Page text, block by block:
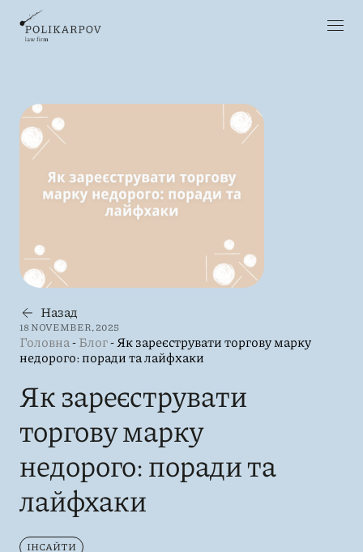
Назад
18 NOVEMBER, 2025
Головна-Блог-Як зареєструвати торгову марку
недорого: поради та лайфхаки
Як зареєструвати
торгову марку
недорого: поради та
лайфхаки
ІНСАЙТИ